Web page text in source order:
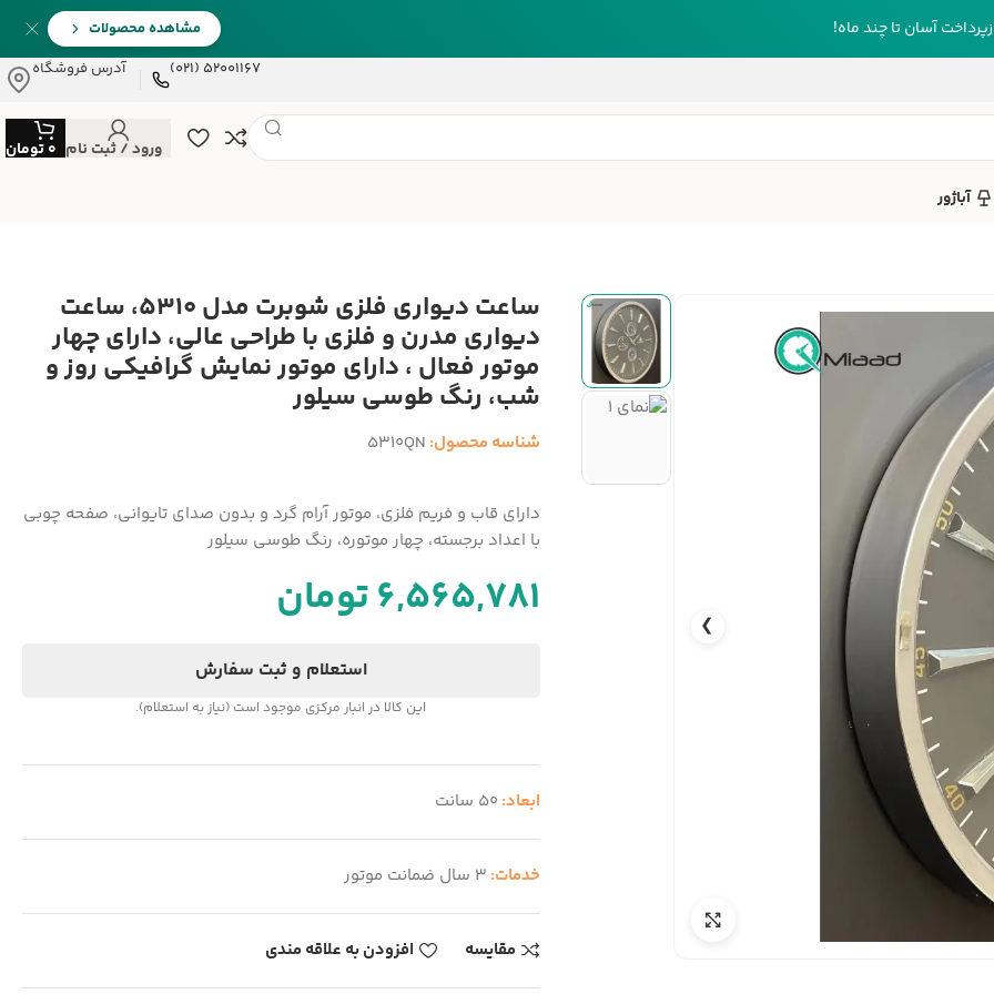
آسان تا چند ماه!
مشاهده محصولات
52001167 (021)
آدرس فروشگاه
ورود / ثبت نام 0تومان
آباژور
❯
ساعت دیواری فلزی شوبرت مدل 5310، ساعت
دیواری مدرن و فلزی با طراحی عالی، دارای چهار
موتور فعال ، دارای موتور نمایش گرافیکی روز و
شب، رنگ طوسی سیلور
شناسه محصول: 5310QN
دارای قاب و فریم فلزی، موتور آرام گرد و بدون صدای تایوانی، صفحه چوبی
با اعداد برجسته، چهار موتوره، رنگ طوسی سیلور
6,565,781تومان
استعلام و ثبت سفارش
این کالا در انبار مرکزی موجود است (نیاز به استعلام).
ابعاد: 50 سانت
خدمات: 3 سال ضمانت موتور
مقایسه افزودن به علاقه مندی